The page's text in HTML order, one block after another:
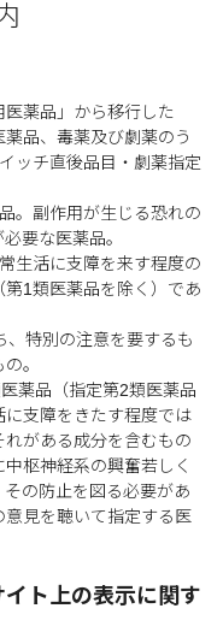
薬品」から移行した
品、毒薬及び劇薬のう
ッチ直後品目・劇薬指定
。副作用が生じる恐れの
要な医薬品。
生活に支障を来す程度の
1類医薬品を除く）であ
特別の注意を要するも
。
薬品（指定第2類医薬品
支障をきたす程度では
がある成分を含むもの
枢神経系の興奮若しく
の防止を図る必要があ
見を聴いて指定する医
ト上の表示に関す